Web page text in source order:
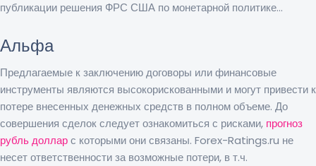
публикации решения ФРС США по монетарной политике…
Альфа
Предлагаемые к заключению договоры или финансовые
инструменты являются высокорискованными и могут привести к
потере внесенных денежных средств в полном объеме. До
совершения сделок следует ознакомиться с рисками, прогноз
рубль долларс которыми они связаны. Forex-Ratings.ru не
несет ответственности за возможные потери, в т.ч.